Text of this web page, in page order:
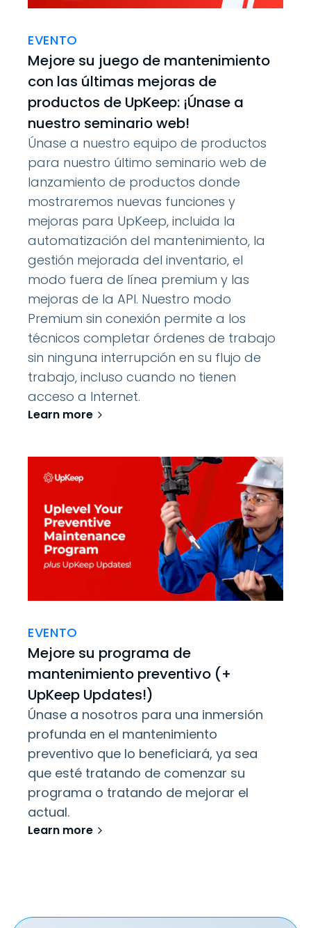
EVENTO
Mejore su juego de mantenimiento
con las últimas mejoras de
productos de UpKeep: ¡Únase a
nuestro seminario web!
Únase a nuestro equipo de productos
para nuestro último seminario web de
lanzamiento de productos donde
mostraremos nuevas funciones y
mejoras para UpKeep, incluida la
automatización del mantenimiento, la
gestión mejorada del inventario, el
modo fuera de línea premium y las
mejoras de la API. Nuestro modo
Premium sin conexión permite a los
técnicos completar órdenes de trabajo
sin ninguna interrupción en su flujo de
trabajo, incluso cuando no tienen
acceso a Internet.
Learn more
EVENTO
Mejore su programa de
mantenimiento preventivo (+
UpKeep Updates!)
Únase a nosotros para una inmersión
profunda en el mantenimiento
preventivo que lo beneficiará, ya sea
que esté tratando de comenzar su
programa o tratando de mejorar el
actual.
Learn more